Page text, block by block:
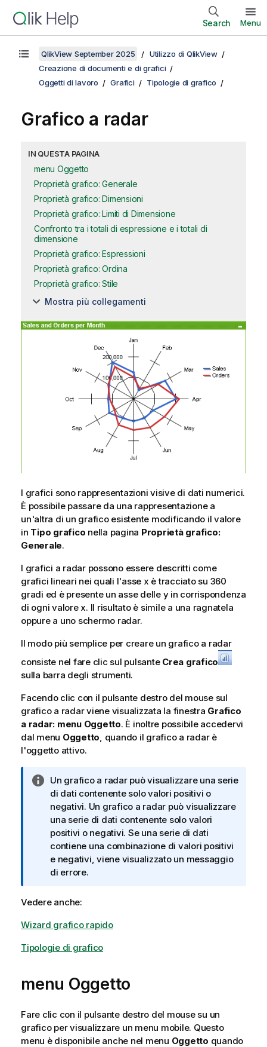
Search Menu
QlikView September 2025
Utilizzo di QlikView
Creazione di documenti e di grafici
Oggetti di lavoro
Grafici Tipologie di grafico
Grafico a radar
IN QUESTA PAGINA
menu Oggetto
Proprietà grafico: Generale
Proprietà grafico: Dimensioni
Proprietà grafico: Limiti di Dimensione
Confronto tra i totali di espressione e i totali di
dimensione
Proprietà grafico: Espressioni
Proprietà grafico: Ordina
Proprietà grafico: Stile
Mostra più collegamenti
I grafici sono rappresentazioni visive di dati numerici.
È possibile passare da una rappresentazione a
un'altra di un grafico esistente modificando il valore
in Tipo grafico nella pagina Proprietà grafico:
Generale.
I grafici a radar possono essere descritti come
grafici lineari nei quali l'asse x è tracciato su 360
gradi ed è presente un asse delle y in corrispondenza
di ogni valore x. Il risultato è simile a una ragnatela
oppure a uno schermo radar.
Il modo più semplice per creare un grafico a radar
consiste nel fare clic sul pulsante Crea grafico
sulla barra degli strumenti.
Facendo clic con il pulsante destro del mouse sul
grafico a radar viene visualizzata la finestra Grafico
a radar: menu Oggetto. È inoltre possibile accedervi
dal menu Oggetto, quando il grafico a radar è
l'oggetto attivo.
N
o
t
a
i
n
f
o
m
t
c
Un grafico a radar può visualizzare una serie
di dati contenente solo valori positivi o
negativi. Un grafico a radar può visualizzare
una serie di dati contenente solo valori
positivi o negativi. Se una serie di dati
contiene una combinazione di valori positivi
e negativi, viene visualizzato un messaggio
di errore.
Vedere anche:
Wizard grafico rapido
Tipologie di grafico
menu Oggetto
Fare clic con il pulsante destro del mouse su un
grafico per visualizzare un menu mobile. Questo
menu è disponibile anche nel menu Oggetto quando